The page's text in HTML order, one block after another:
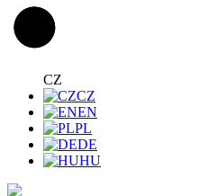
CZ
CZ
EN
PL
DE
HU